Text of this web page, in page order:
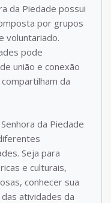
da Piedade possui
por grupos
voluntariado.
pode
união e conexão
da
da Piedade
Seja para
e culturais,
conhecer sua
atividades da